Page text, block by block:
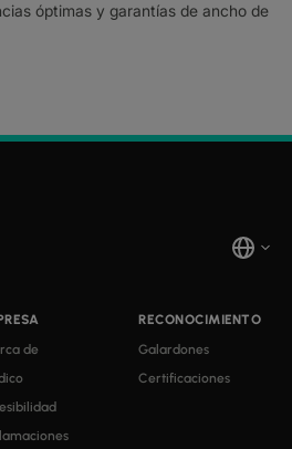
óptimas y garantías de ancho de
de
RECONOCIMIENTO
Galardones
Certificaciones